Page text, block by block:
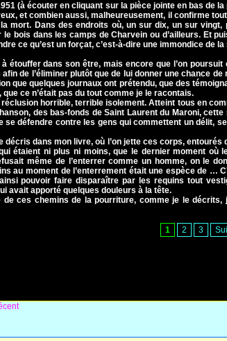
(à écouter en cliquant sur la pièce jointe en bas de la
et combien aussi, malheureusement, il confirme
mort. Dans des endroits où, un sur dix, un sur vingt,
bois dans les camps de Charvein ou d’ailleurs. Et
ce qu’est un forçat, c’est-à-dire une immondice de
étouffer dans son être, mais encore que l’on poursuit
de l’éliminer plutôt que de lui donner une chance de
que quelques journaux ont prétendu, que des
ce n’était pas du tout comme je le racontais.
horrible, terrible isolement. Atteint tous en
des bas-fonds de Saint Laurent du Maroni, cette
défendre contre les gens qui commettent un délit,
dans mon livre, où l’on jette ces corps, entourés
étaient ni plus ni moins, que le dernier moment où
même de l’enterrer comme un homme, on le
au moment de l’enterrement était une espèce de …
pouvoir faire disparaître par les requins tout
avait apporté quelques douleurs à la tête.
de ces chemins de la pourriture, comme je le décrits,
1 2 3